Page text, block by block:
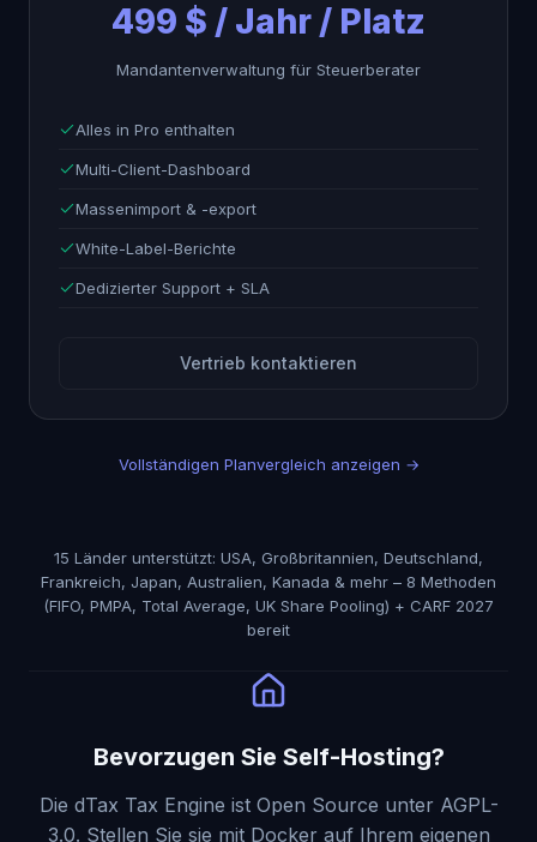
499 $ / Jahr / Platz
Mandantenverwaltung für Steuerberater
Alles in Pro enthalten
Multi-Client-Dashboard
Massenimport & -export
White-Label-Berichte
Dedizierter Support + SLA
Vertrieb kontaktieren
Vollständigen Planvergleich anzeigen →
15 Länder unterstützt: USA, Großbritannien, Deutschland,
Frankreich, Japan, Australien, Kanada & mehr – 8 Methoden
(FIFO, PMPA, Total Average, UK Share Pooling) + CARF 2027
bereit
Bevorzugen Sie Self-Hosting?
Die dTax Tax Engine ist Open Source unter AGPL-
3.0. Stellen Sie sie mit Docker auf Ihrem eigenen